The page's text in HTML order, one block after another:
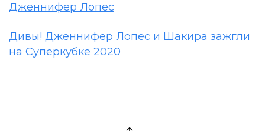
Дженнифер Лопес
Дивы! Дженнифер Лопес и Шакира зажгли
на Суперкубке 2020